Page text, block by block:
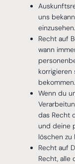
uns
einzusehen.
Recht auf
wann
korrigieren
bekommen.
Wenn du
das Recht
und deine
löschen zu
Recht auf
Recht, alle